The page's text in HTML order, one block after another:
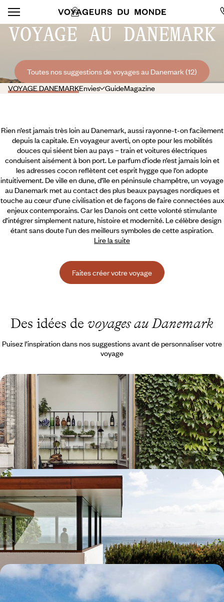
VOYAGE AU DANEMARK
Toutes nos suggestions de voyages au Danemark (12)
VOYAGE DANEMARKEnvies GuideMagazine
Rien n’est jamais très loin au Danemark, aussi rayonne-t-on facilement
depuis la capitale. En voyageur averti, on opte pour les mobilités
douces qui siéent bien au pays – train et voitures électriques
conduisent aisément à bon port. Le parfum d’iode n’est jamais loin et
les adresses cocon reflètent cet esprit hygge que l’on adopte
intuitivement. De ville en dune, d’île en péninsule champêtre, un voyage
au Danemark met au contact des plus beaux paysages nordiques et
touche au cœur d’une civilisation et de façons de faire connectées aux
enjeux contemporains. Car les Danois ont cette volonté stimulante
d’intégrer simplement nature,histoire et modernité. Le célèbre design
étant sans doute l’un des meilleurs symboles de cette aspiration.
Lire la suite
Faites créer votre voyage
Des idées de voyages au Danemark
Puisez l’inspiration dans nos suggestions avant de personnaliser votre
voyage
Week-end à Copenhague - Échappée hygge, esprit
alternatif et écoquartiers
Quelques jours dans cette capitale scandinave qui bouge, une adresse
de charme pour pied-à-terre
3 jours, de 1200 à 1600 €
Copenhague et la côte nord - Aparté branché et iodé
au Danemark
Après la cosmopolite Copenhague, prendre ses quartiers marins à
Gilleleje, face au Kattegat
6 jours, de 1400 à 1900 €
Le Danemark en famille - Road-trip au grand air au
pays des Vikings